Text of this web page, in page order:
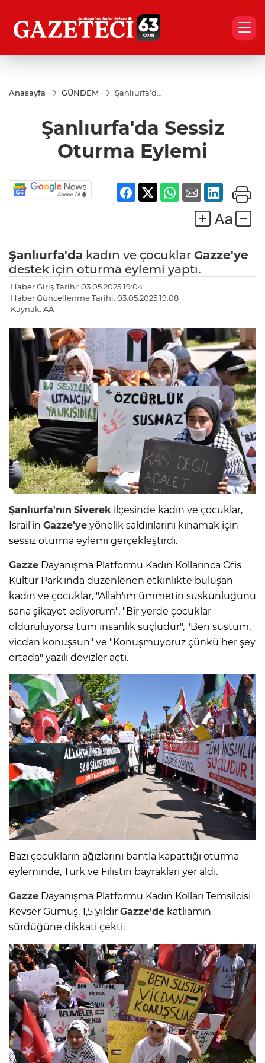
Anasayfa GÜNDEM
Şanlıurfa'da
Eylemi
Şanlıurfa'da Sessiz
Oturma Eylemi
Şanlıurfa'da kadın ve çocuklar Gazze'ye
destek için oturma eylemi yaptı.
Haber Giriş Tarihi: 03.05.2025 19:04
Haber Güncellenme Tarihi: 03.05.2025 19:08
Kaynak: AA
Şanlıurfa'nın Siverek ilçesinde kadın ve çocuklar,
İsrail'in Gazze'ye yönelik saldırılarını kınamak için
sessiz oturma eylemi gerçekleştirdi.
Gazze Dayanışma Platformu Kadın Kollarınca Ofis
Kültür Park'ında düzenlenen etkinlikte buluşan
kadın ve çocuklar, "Allah'ım ümmetin suskunluğunu
sana şikayet ediyorum", "Bir yerde çocuklar
öldürülüyorsa tüm insanlık suçludur", "Ben sustum,
vicdan konuşsun" ve "Konuşmuyoruz çünkü her şey
ortada" yazılı dövizler açtı.
Bazı çocukların ağızlarını bantla kapattığı oturma
eyleminde, Türk ve Filistin bayrakları yer aldı.
Gazze Dayanışma Platformu Kadın Kolları Temsilcisi
Kevser Gümüş, 1,5 yıldır Gazze'de katliamın
sürdüğüne dikkati çekti.